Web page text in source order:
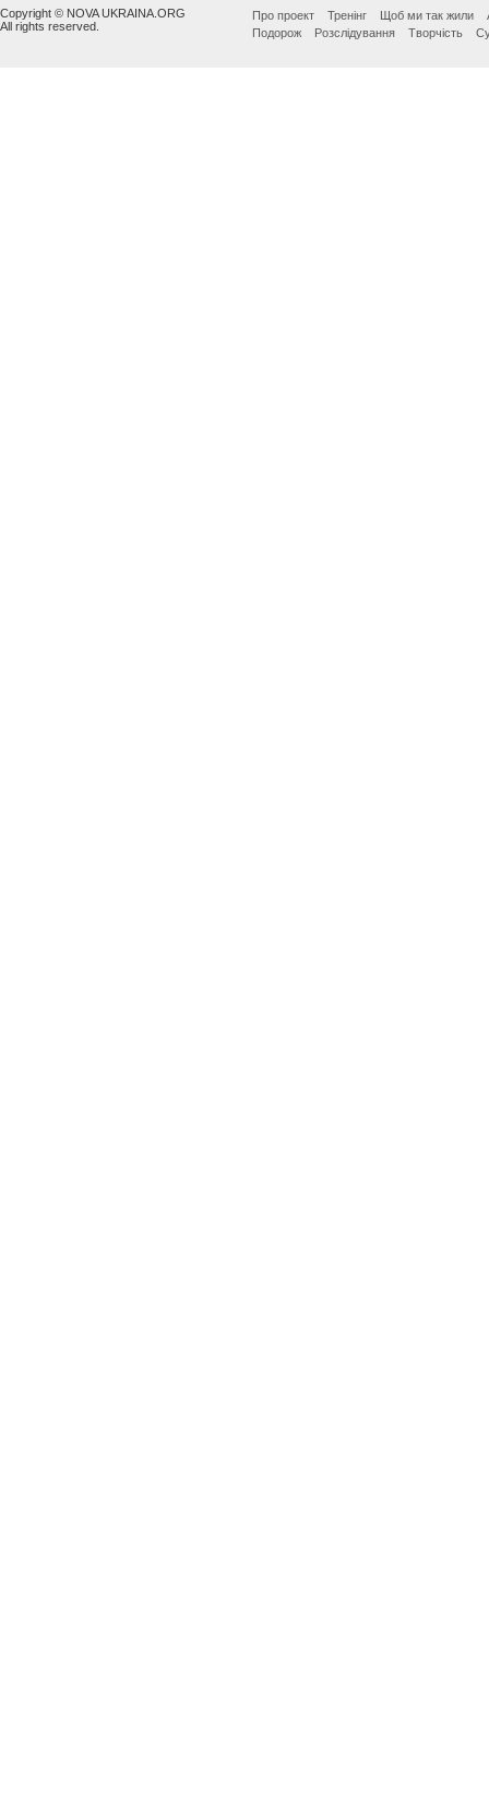
Copyright © NOVA UKRAINA.ORG
All rights reserved.
Про проект Тренінг Щоб ми так жили
Подорож
Розслідування Творчість